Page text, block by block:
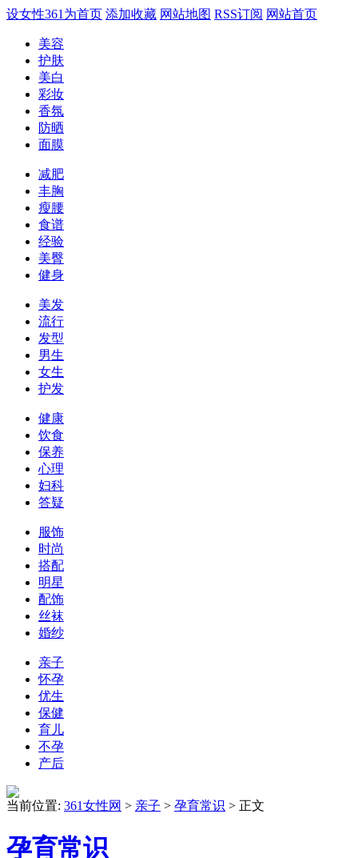
设女性361为首页 添加收藏 网站地图 RSS订阅 网站首页
美容
护肤
美白
彩妆
香氛
防晒
面膜
减肥
丰胸
瘦腰
食谱
经验
美臀
健身
美发
流行
发型
男生
女生
护发
健康
饮食
保养
心理
妇科
答疑
服饰
时尚
搭配
明星
配饰
丝袜
婚纱
亲子
怀孕
优生
保健
育儿
不孕
产后
当前位置: 361女性网 > 亲子 > 孕育常识 > 正文
孕育常识